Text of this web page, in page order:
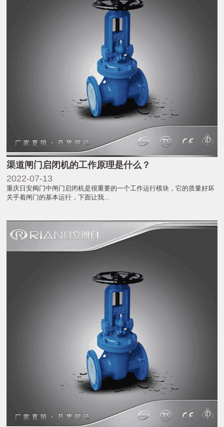
渠道闸门启闭机的工作原理是什么？
2022-07-13
重庆日安阀门中闸门启闭机是很重要的一个工作运行模块，它的质量好坏
关乎着闸门的基本运行，下面让我...